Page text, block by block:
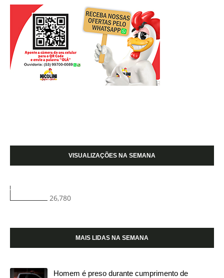
VISUALIZAÇÕES NA SEMANA
26,780
MAIS LIDAS NA SEMANA
Homem é preso durante cumprimento de